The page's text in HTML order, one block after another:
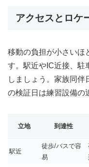
アクセスとロケ
移動の負担が小さいほ
す。駅近やIC近接、駐
しましょう。家族同伴
の検証日は練習設備の
立地 到達性
駅近
徒歩/バスで容
易